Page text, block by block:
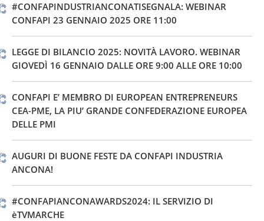
#CONFAPINDUSTRIANCONATISEGNALA: WEBINAR
CONFAPI 23 GENNAIO 2025 ORE 11:00
LEGGE DI BILANCIO 2025: NOVITÀ LAVORO. WEBINAR
GIOVEDÌ 16 GENNAIO DALLE ORE 9:00 ALLE ORE 10:00
CONFAPI E’ MEMBRO DI EUROPEAN ENTREPRENEURS
CEA-PME, LA PIU’ GRANDE CONFEDERAZIONE EUROPEA
DELLE PMI
AUGURI DI BUONE FESTE DA CONFAPI INDUSTRIA
ANCONA!
#CONFAPIANCONAWARDS2024: IL SERVIZIO DI
èTVMARCHE